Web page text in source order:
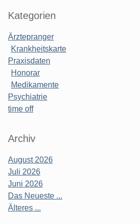
Kategorien
Ärztepranger
Krankheitskarte
Praxisdaten
Honorar
Medikamente
Psychiatrie
time off
Archiv
August 2026
Juli 2026
Juni 2026
Das Neueste ...
Älteres ...